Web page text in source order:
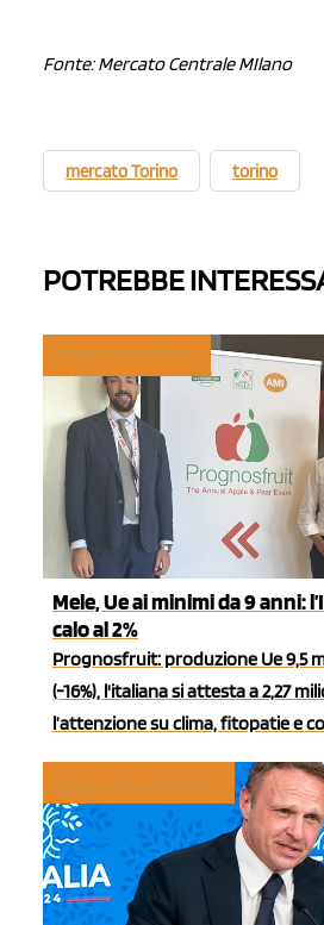
Fonte: Mercato Centrale MIlano
mercato Torino torino
POTREBBE
Mele, Ue ai minimi da 9 anni:
calo al 2%
Prognosfruit: produzione Ue 9,5
(-16%), l'italiana si attesta a 2,27
l’attenzione su clima, fitopatie e